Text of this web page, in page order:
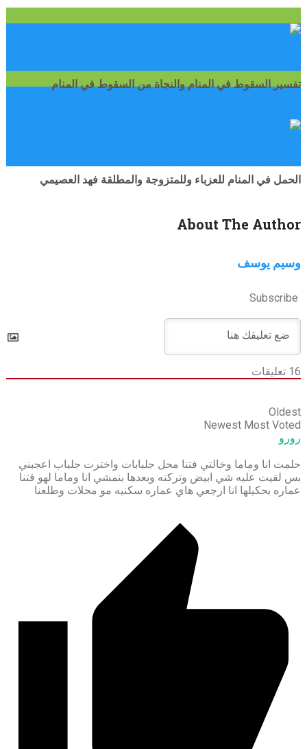
تفسير السقوط في المنام والنجاة من السقوط في المنام
الحمل في المنام للعزباء وللمتزوجة والمطلقة فهد العصيمي
About The Author
وسيم يوسف
Subscribe
16 تعليقات
Oldest
Newest Most Voted
رورو
حلمت انا وماما وخالتي فتنا محل جلبابات واخترت جلباب اعجبني
بس لقيت عليه شي ابيض وتركته وبعدها بنمشي انا وماما لهو فتنا
عماره بحكيلها انا ارجعي هاي عماره سكنيه مو محلات وطلعنا